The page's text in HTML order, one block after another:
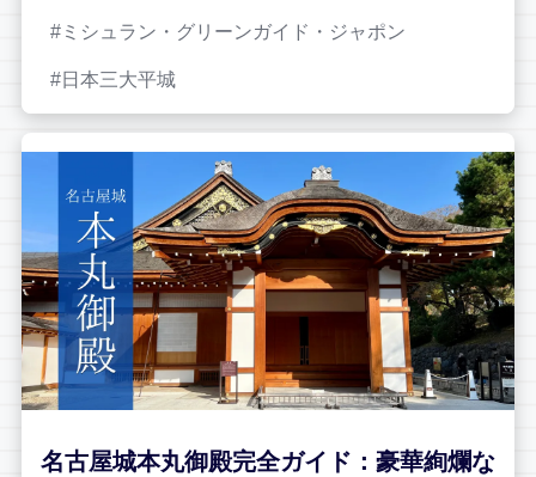
ミシュラン・グリーンガイド・ジャポン
日本三大平城
名古屋城本丸御殿完全ガイド：豪華絢爛な